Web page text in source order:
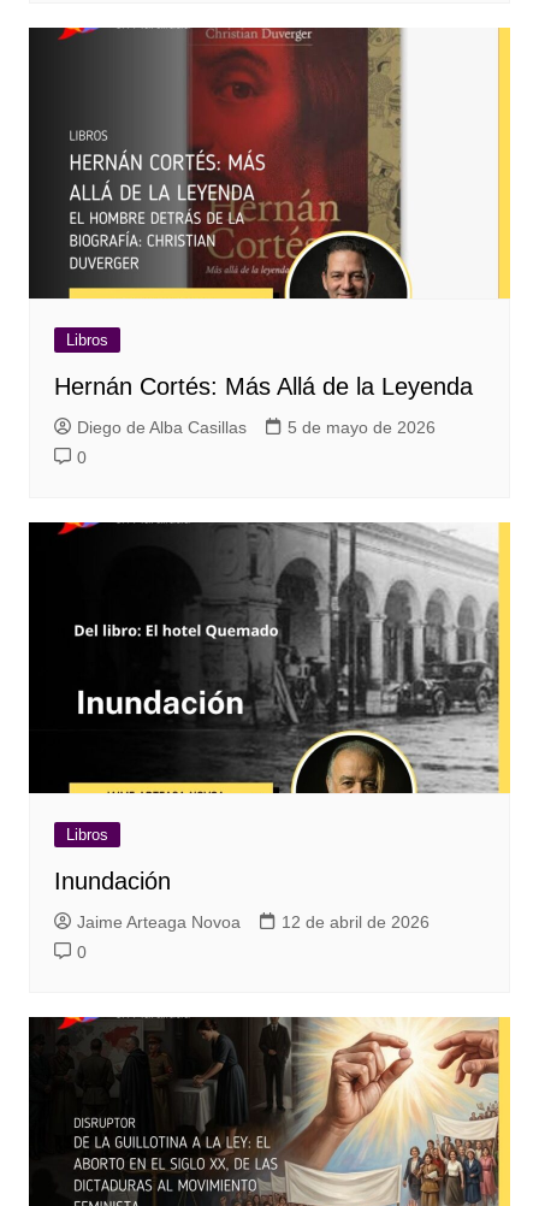
Libros
Hernán Cortés: Más Allá de la Leyenda
Diego de Alba Casillas
5 de mayo de 2026
0
Libros
Inundación
Jaime Arteaga Novoa
12 de abril de 2026
0